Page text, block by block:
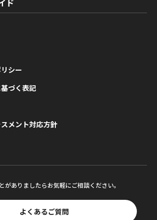
ド
シー
づく表記
メント対応方針
がありましたらお気軽にご相談ください。
よくあるご質問